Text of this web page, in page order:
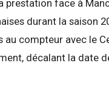
face à
durant la saison
au compteur avec le
décalant la date